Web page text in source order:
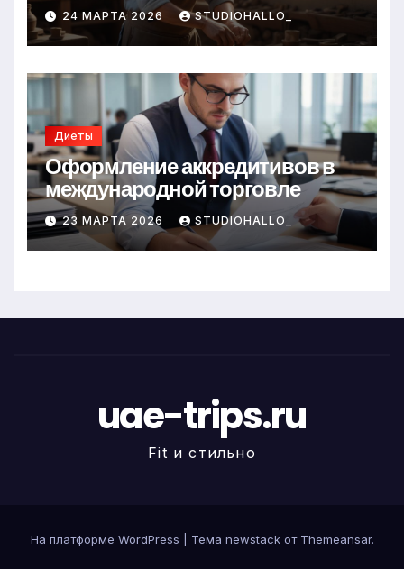
24 МАРТА 2026 STUDIOHALLO_
Диеты
Оформление аккредитивов в
международной торговле
23 МАРТА 2026 STUDIOHALLO_
uae-trips.ru
Fit и стильно
На платформе WordPress Тема newstack от Themeansar.